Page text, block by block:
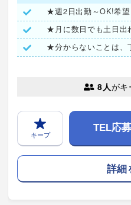
★週2日出勤～OK!希
★月に数日でも土日出
8人がキ
キープ
TEL応募
詳細